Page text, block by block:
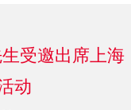
受邀出席上海
动